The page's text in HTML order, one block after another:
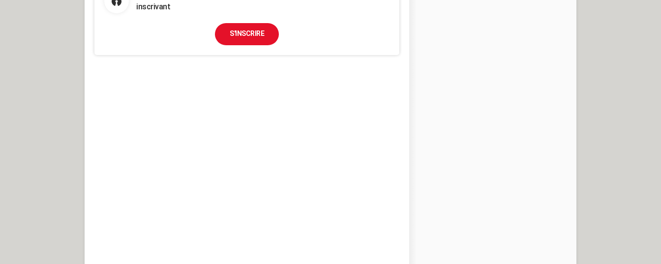
inscrivant
S'INSCRIRE